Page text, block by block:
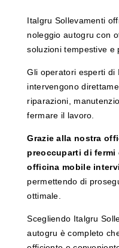
Italgru Sollevamenti
noleggio autogru con
soluzioni tempestive e
Gli operatori esperti di
intervengono
riparazioni,
fermare il lavoro.
Grazie alla nostra
preoccuparti di
officina mobile
permettendo di
ottimale.
Scegliendo Italgru
autogru è completo